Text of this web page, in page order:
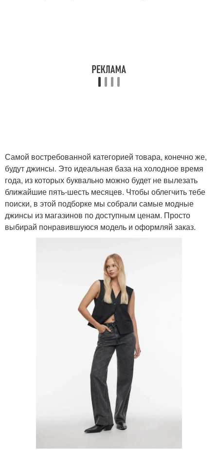
Самой востребованной категорией товара, конечно же,
будут джинсы. Это идеальная база на холодное время
года, из которых буквально можно будет не вылезать
ближайшие пять-шесть месяцев. Чтобы облегчить тебе
поиски, в этой подборке мы собрали самые модные
джинсы из магазинов по доступным ценам. Просто
выбирай понравившуюся модель и оформляй заказ.